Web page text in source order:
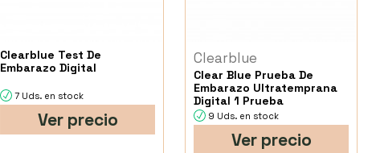
Clearblue Test De
Embarazo Digital
7 Uds. en stock
Ver precio
Clearblue
Clear Blue Prueba De
Embarazo Ultratemprana
Digital 1 Prueba
9 Uds. en stock
Ver precio